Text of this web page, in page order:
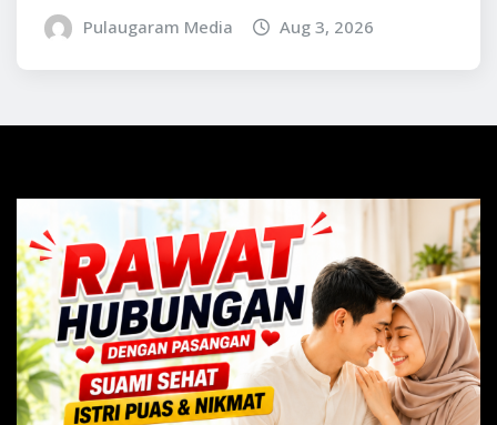
Pulaugaram Media Aug 3, 2026